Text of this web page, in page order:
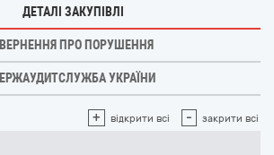
ДЕТАЛІ ЗАКУПІВЛІ
ПРО ПОРУШЕННЯ
УКРАЇНИ
+ відкрити всі - закрити всі